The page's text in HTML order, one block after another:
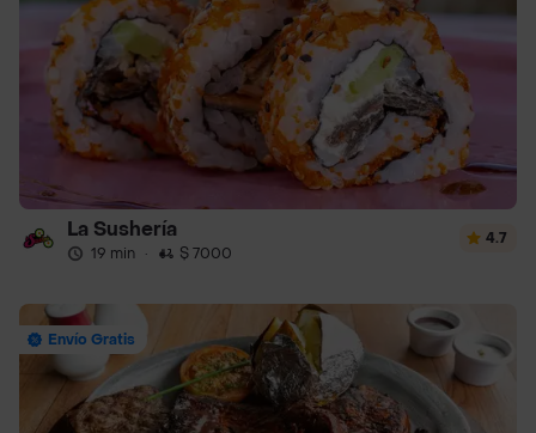
La Sushería
19 min · $ 7000
4.7
Envío Gratis